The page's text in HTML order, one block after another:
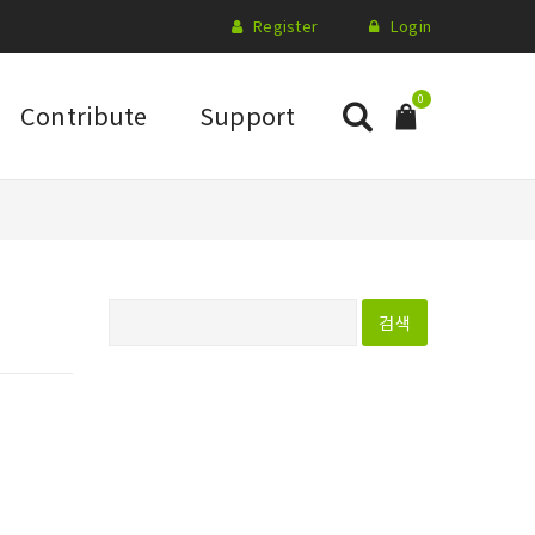
Register Login
Contribute Support 0